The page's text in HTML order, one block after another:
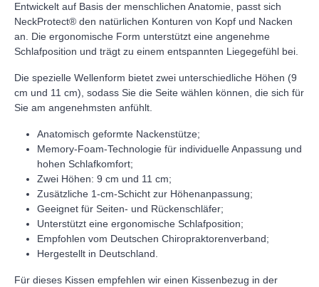
Entwickelt auf Basis der menschlichen Anatomie, passt sich
NeckProtect® den natürlichen Konturen von Kopf und Nacken
an. Die ergonomische Form unterstützt eine angenehme
Schlafposition und trägt zu einem entspannten Liegegefühl bei.
Die spezielle Wellenform bietet zwei unterschiedliche Höhen (9
cm und 11 cm), sodass Sie die Seite wählen können, die sich für
Sie am angenehmsten anfühlt.
Anatomisch geformte Nackenstütze;
Memory-Foam-Technologie für individuelle Anpassung und
hohen Schlafkomfort;
Zwei Höhen: 9 cm und 11 cm;
Zusätzliche 1-cm-Schicht zur Höhenanpassung;
Geeignet für Seiten- und Rückenschläfer;
Unterstützt eine ergonomische Schlafposition;
Empfohlen vom Deutschen Chiropraktorenverband;
Hergestellt in Deutschland.
Für dieses Kissen empfehlen wir einen Kissenbezug in der